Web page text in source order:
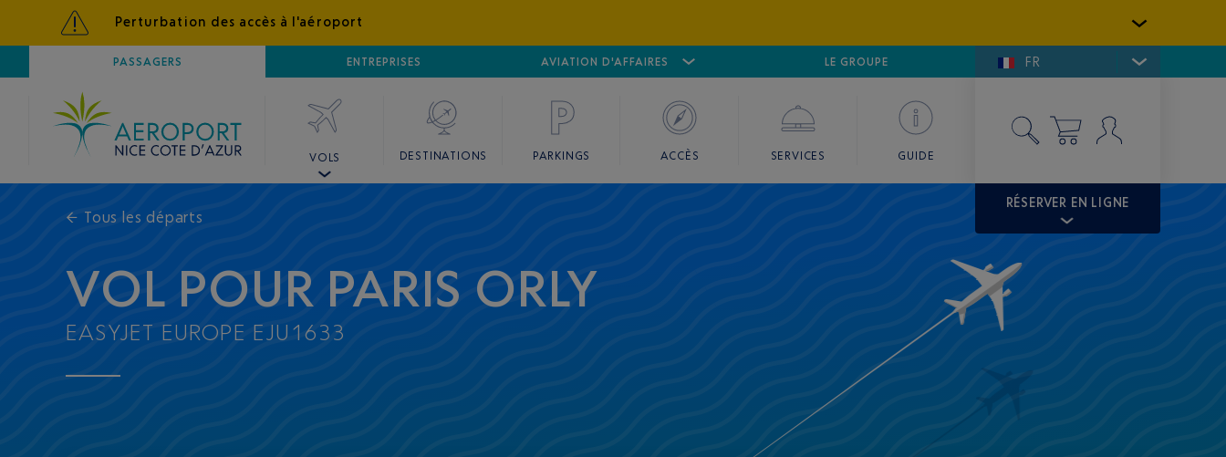
Perturbation des accès à l'aéroport
PASSAGERS ENTREPRISES AVIATION D'AFFAIRES
AÉROPORTNICE CÔTE D'AZUR AÉROPORT CANNES MANDELIEU GOLFE DE SAINT-TROPEZ
LE GROUPE FR
VOLS DESTINATIONS PARKINGS ACCÈS SERVICES GUIDE
RÉSERVER EN LIGNE
← Tous les départs
VOL POUR PARIS ORLY
EASYJET EUROPE EJU1633